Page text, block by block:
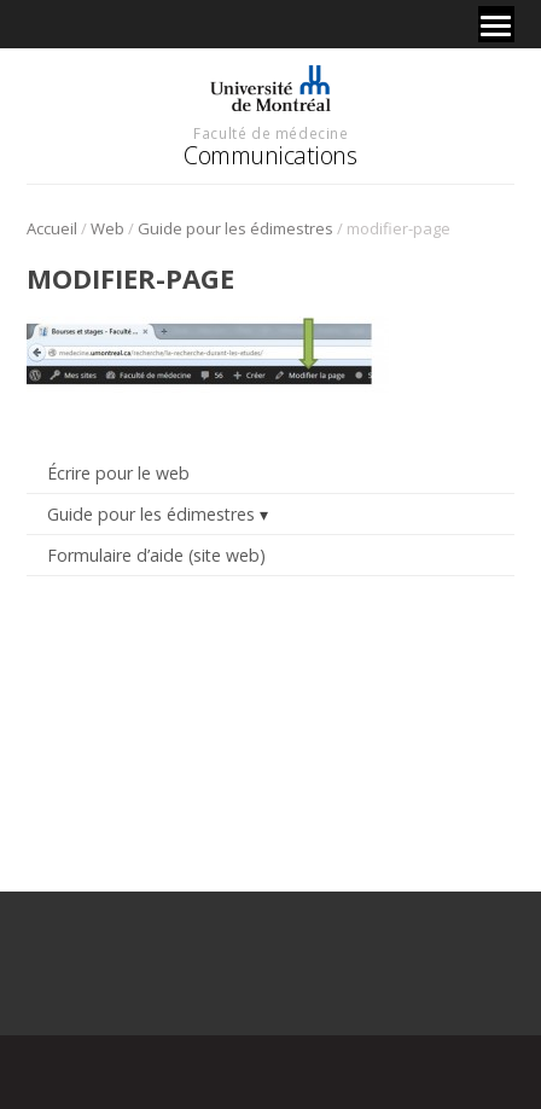
Faculté de médecine
Communications
Accueil /Web / Guide pour les édimestres / modifier-page
Écrire pour le web
Guide pour les édimestres
Formulaire d’aide (site web)
MODIFIER-PAGE